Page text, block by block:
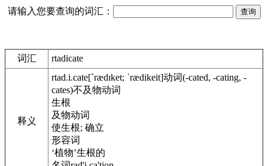
请输入您要查询的词汇：
词汇 rtadicate
释义
rtad.i.cate[`rædɪket; ˈrædikeit]动词(-cated, -cating, -
cates)不及物动词
生根
及物动词
使生根; 确立
形容词
‘植物’生根的